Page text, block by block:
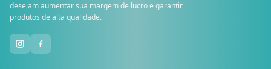
desejam aumentar sua margem de lucro e garantir
produtos de alta qualidade.